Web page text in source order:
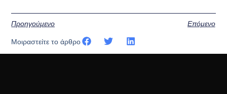
Προηγούμενο Επόμενο
Μοιραστείτε το άρθρο